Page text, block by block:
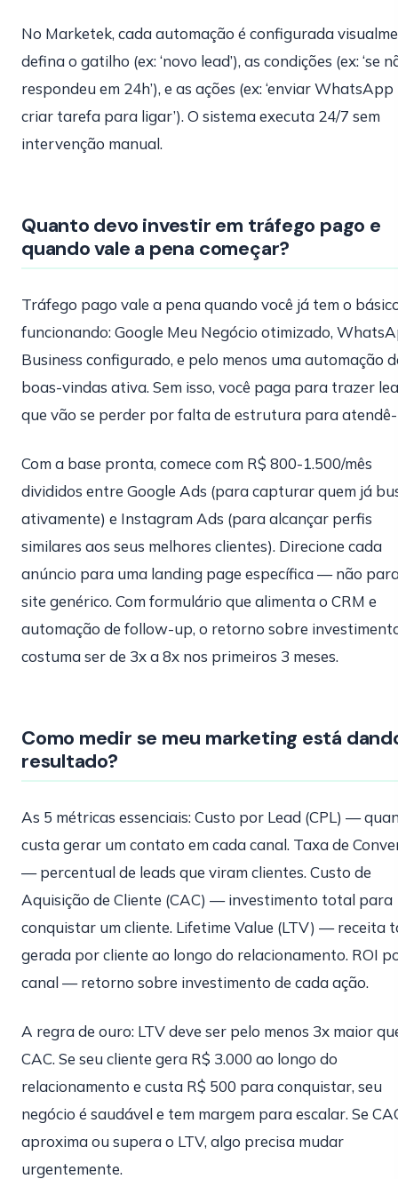
No Marketek, cada automação é configurada
defina o gatilho (ex: ‘novo lead’), as condições (ex: ‘se
respondeu em 24h’), e as ações (ex: ‘enviar WhatsApp
criar tarefa para ligar’). O sistema executa 24/7 sem
intervenção manual.
Quanto devo investir em tráfego pago e
quando vale a pena começar?
Tráfego pago vale a pena quando você já tem o
funcionando: Google Meu Negócio otimizado,
Business configurado, e pelo menos uma automação
boas-vindas ativa. Sem isso, você paga para trazer
que vão se perder por falta de estrutura para
Com a base pronta, comece com R$ 800-1.500/mês
divididos entre Google Ads (para capturar quem já
ativamente) e Instagram Ads (para alcançar perfis
similares aos seus melhores clientes). Direcione cada
anúncio para uma landing page específica — não
site genérico. Com formulário que alimenta o CRM e
automação de follow-up, o retorno sobre
costuma ser de 3x a 8x nos primeiros 3 meses.
Como medir se meu marketing está
resultado?
As 5 métricas essenciais: Custo por Lead (CPL) —
custa gerar um contato em cada canal. Taxa de
— percentual de leads que viram clientes. Custo de
Aquisição de Cliente (CAC) — investimento total para
conquistar um cliente. Lifetime Value (LTV) — receita
gerada por cliente ao longo do relacionamento. ROI
canal — retorno sobre investimento de cada ação.
A regra de ouro: LTV deve ser pelo menos 3x maior
CAC. Se seu cliente gera R$ 3.000 ao longo do
relacionamento e custa R$ 500 para conquistar, seu
negócio é saudável e tem margem para escalar. Se
aproxima ou supera o LTV, algo precisa mudar
urgentemente.